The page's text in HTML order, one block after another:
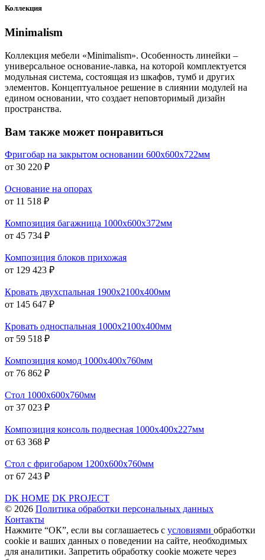
Коллекция
Minimalism
Коллекция мебели «Minimalism». Особенность линейки –
универсальное основание-лавка, на которой комплектуется
модульная система, состоящая из шкафов, тумб и других
элементов. Концептуальное решение в слиянии модулей на
едином основании, что создает неповторимый дизайн
пространства.
Вам также может понравиться
Фригобар на закрытом основании 600х600х722мм
от 30 220 ₽
Основание на опорах
от 11 518 ₽
Композиция багажница 1000х600х372мм
от 45 734 ₽
Композиция блоков прихожая
от 129 423 ₽
Кровать двухспальная 1900х2100х400мм
от 145 647 ₽
Кровать односпальная 1000х2100х400мм
от 59 518 ₽
Композиция комод 1000х400х760мм
от 76 862 ₽
Стол 1000х600х760мм
от 37 023 ₽
Композиция консоль подвесная 1000х400х227мм
от 63 368 ₽
Стол с фригобаром 1200х600х760мм
от 67 243 ₽
DK HOME DK PROJECT
© 2026 Политика обработки персональных данных
Контакты
Нажмите “ОК”, если вы соглашаетесь с условиями обработки
cookie и ваших данных о поведении на сайте, необходимых
для аналитики. Запретить обработку cookie можете через